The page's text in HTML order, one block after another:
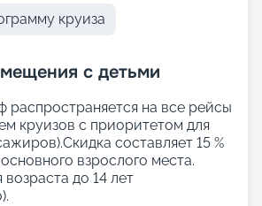
круиза
с детьми
распространяется на все рейсы
круизов с приоритетом для
составляет 15 %
взрослого места.
до 14 лет